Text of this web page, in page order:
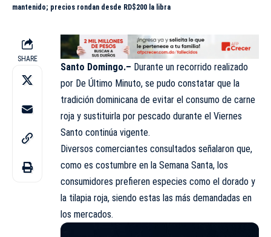
mantenido; precios rondan desde RD$200 la libra
SHARE
Santo Domingo.– Durante un recorrido realizado
por De Último Minuto, se pudo constatar que la
tradición dominicana de evitar el consumo de carne
roja y sustituirla por pescado durante el Viernes
Santo continúa vigente.
Diversos comerciantes consultados señalaron que,
como es costumbre en la Semana Santa, los
consumidores prefieren especies como el dorado y
la tilapia roja, siendo estas las más demandadas en
los mercados.